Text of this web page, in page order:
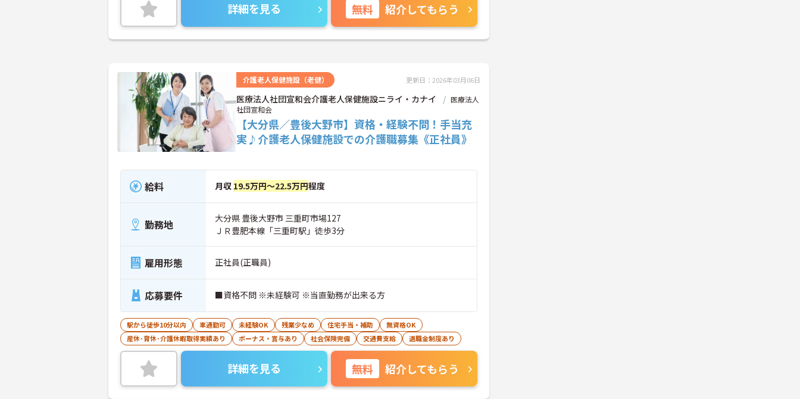
詳細を見る 無料 紹介してもらう
介護老人保健施設（老健） 更新日：2026年03月06日
医療法人社団宣和会介護老人保健施設ニライ・カナイ
医療法人
社団宣和会
【大分県／豊後大野市】資格・経験不問！手当充
実♪介護老人保健施設での介護職募集《正社員》
給料 月収 19.5万円～22.5万円程度
勤務地
大分県 豊後大野市 三重町市場127
ＪＲ豊肥本線「三重町駅」徒歩3分
雇用形態 正社員(正職員)
応募要件 ■資格不問 ※未経験可 ※当直勤務が出来る方
駅から徒歩10分以内 車通勤可 未経験OK 残業少なめ 住宅手当・補助
無資格OK
産休･育休･介護休暇取得実績あり
ボーナス・賞与あり 社会保険完備 交通費支給 退職金制度あり
詳細を見る 無料 紹介してもらう